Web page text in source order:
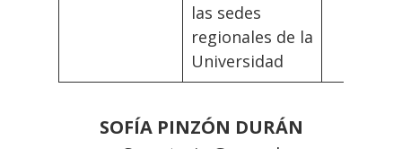
las sedes
regionales de la
Universidad
SOFÍA PINZÓN DURÁN